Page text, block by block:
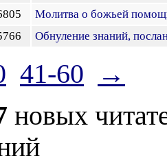
Молитва о божьей
Обнуление знаний,
41-60
→
новых